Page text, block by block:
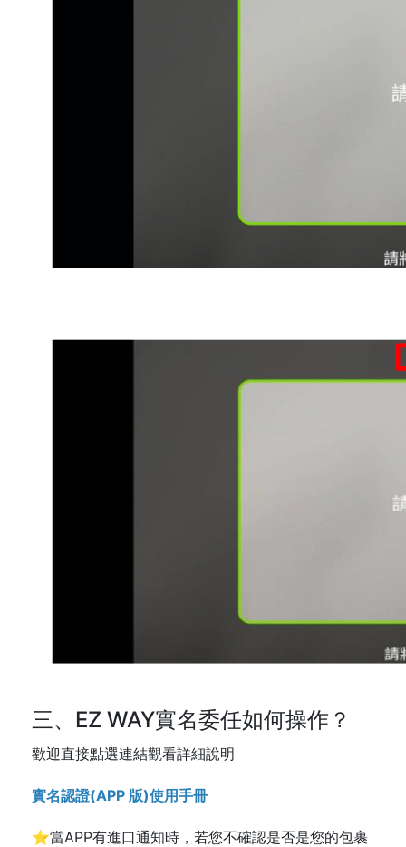
三、EZ WAY實名委任如何操作？
歡迎直接點選連結觀看詳細說明
實名認證(APP 版)使用手冊
⭐當APP有進口通知時，若您不確認是否是您的包裹